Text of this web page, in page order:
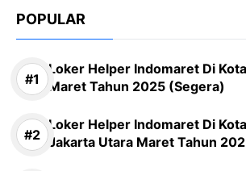
POPULAR
Loker Helper Indomaret Di
Maret Tahun 2025 (Segera)
Loker Helper Indomaret Di
Jakarta Utara Maret Tahun